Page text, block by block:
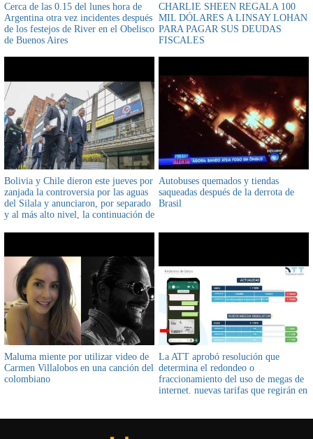
Cerca de las 0.15 del lunes hora de
Argentina otra vez incidentes después
de los festejos de River en el Obelisco
de Buenos Aires
CHARLIE SHEEN REGALA 100
MIL DÓLARES A LINSAY LOHAN
PARA PAGAR SUS DEUDAS
FISCALES
Bolivia y Chile dieron este jueves por
zanjada la controversia por las aguas
del Silala y anunciaron, por separado
y al más alto nivel, la continuación de
Autobuses quemados y tiendas
saqueadas después de la derrota de
Brasil
Maluma miente por utilizar video de
Carmen Villalobos en una canción del
colombiano
La ATT aprobó resolución que
determina el redondeo o
fraccionamiento del uso de megas de
internet. nuevas tarifas que regirán en